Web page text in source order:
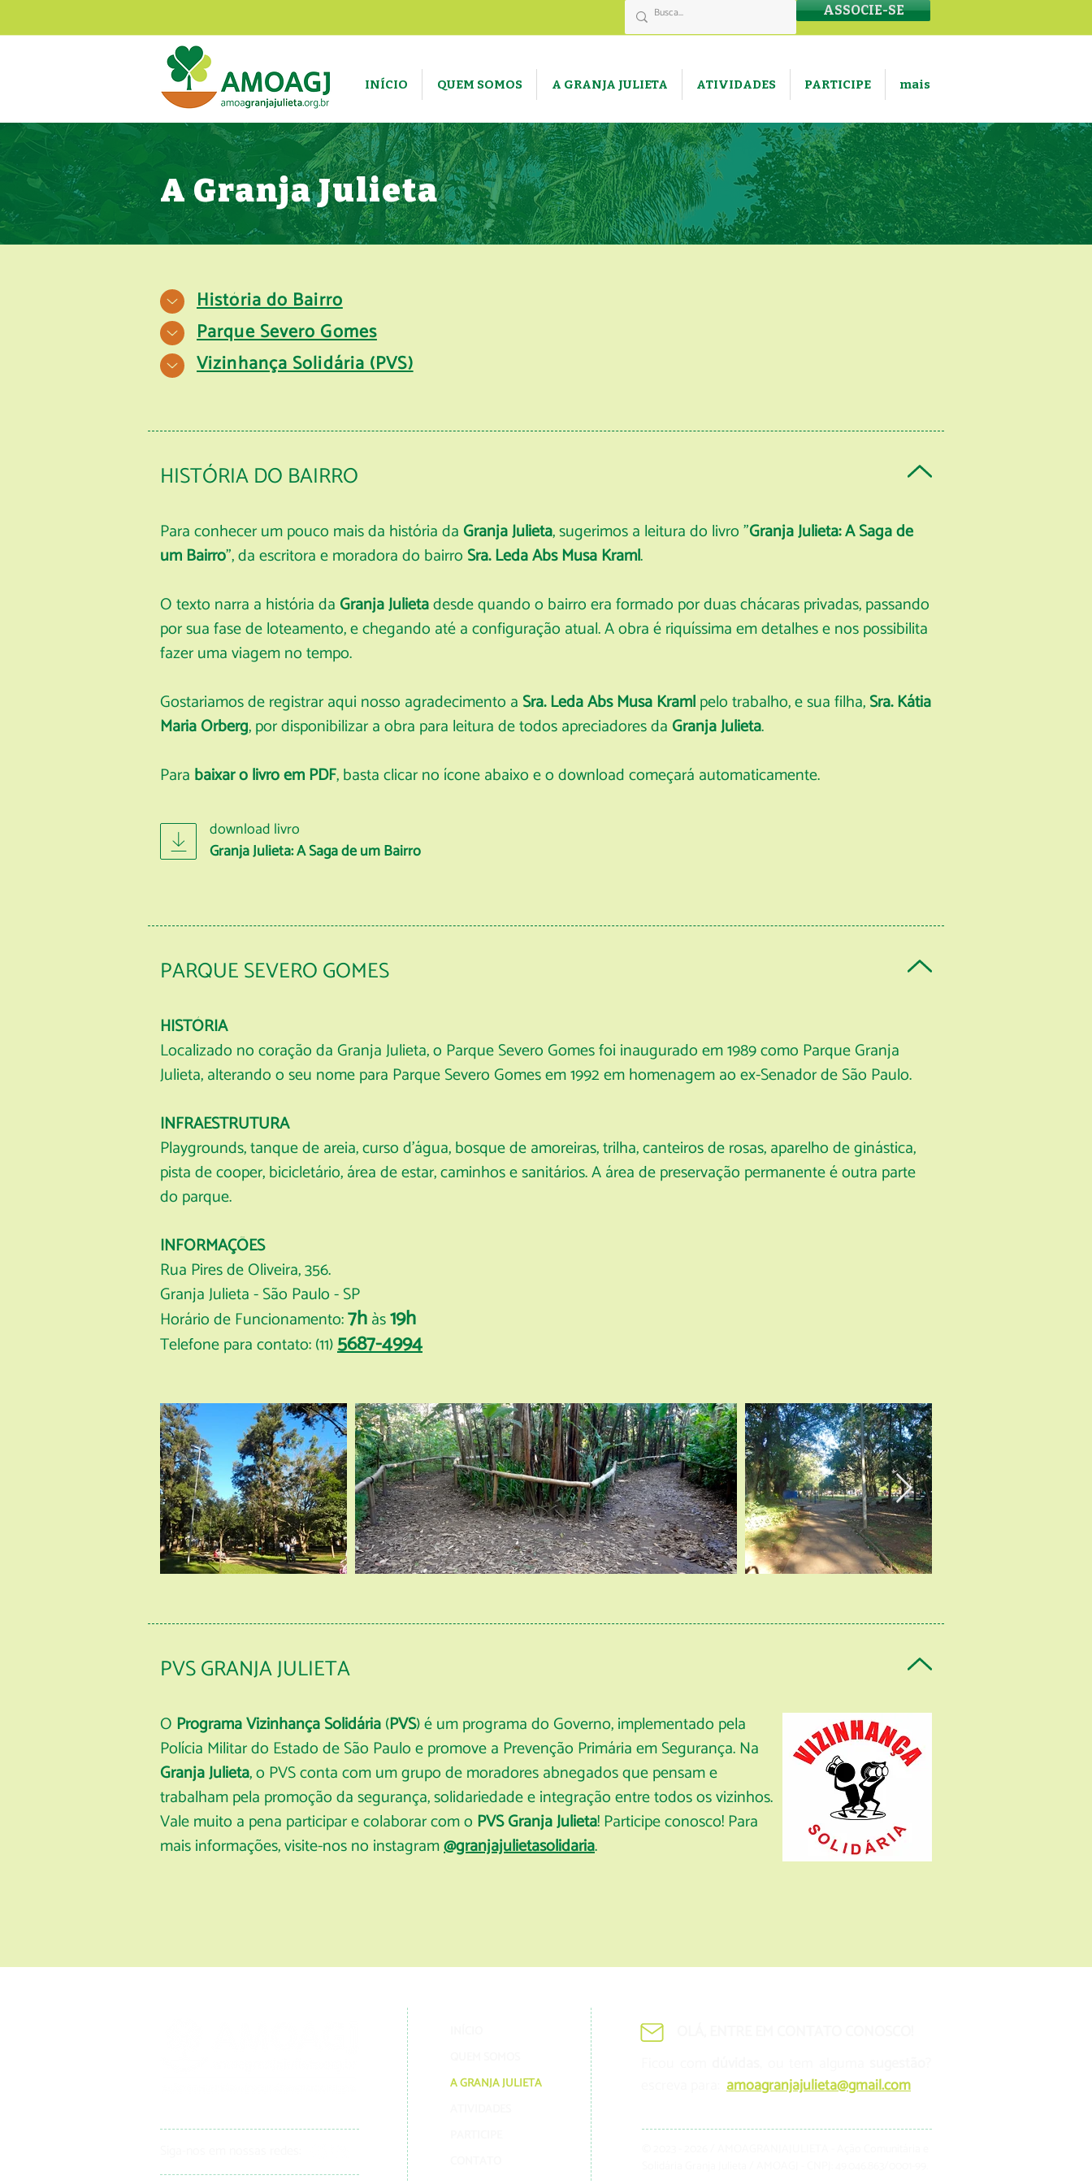
ASSOCIE-SE
A Granja Julieta
HISTÓRIA DO BAIRRO
História do Bairro
Parque Severo Gomes
Vizinhança Solidária (PVS)
Para conhecer um pouco mais da história daGranja Julieta, sugerimos a leitura do livro "Granja Julieta: A Saga de
um Bairro", da escritora e moradora do bairro Sra. Leda Abs Musa Kraml.
O texto narra a história daGranja Julietadesde quando o bairro era formado por duas chácaras privadas, passando
por sua fase de loteamento, e chegando até a configuração atual. A obra é riquíssima em detalhes e nos possibilita
fazer uma viagem no tempo.
Gostariamos de registrar aqui nosso agradecimento a Sra. Leda Abs Musa Kramlpelo trabalho, e sua filha,Sra. Kátia
Maria Orberg, por disponibilizar a obra para leitura de todos apreciadores daGranja Julieta.
Para baixar o livro em PDF, basta clicar no ícone abaixo e o download começará automaticamente.
download livro
Granja Julieta: A Saga de um Bairro
PARQUE SEVERO GOMES
HISTÓRIA
Localizado no coração da Granja Julieta, o Parque Severo Gomes foi inaugurado em 1989 como Parque Granja
Julieta, alterando o seu nome para Parque Severo Gomes em 1992 em homenagem ao ex-Senador de São Paulo.
INFRAESTRUTURA
Playgrounds, tanque de areia, curso d’água, bosque de amoreiras, trilha, canteiros de rosas, aparelho de ginástica,
pista de cooper, bicicletário, área de estar, caminhos e sanitários. A área de preservação permanente é outra parte
do parque.
INFORMAÇÕES
Rua Pires de Oliveira, 356.
Granja Julieta - São Paulo - SP
Horário de Funcionamento:7hàs19h
Telefone para contato: (11)5687-4994
PVS GRANJA JULIETA
O Programa Vizinhança Solidária(PVS) é um programa do Governo, implementado pela
Polícia Militar do Estado de São Paulo e promove a Prevenção Primária em Segurança. Na
Granja Julieta, o PVS conta com um grupo de moradores abnegados que pensam e
trabalham pela promoção da segurança, solidariedade e integração entre todos os vizinhos.
Vale muito a pena participar e colaborar com o PVS Granja Julieta! Participe conosco! Para
mais informações, visite-nos no instagram@granjajulietasolidaria.
INÍCIO QUEM SOMOS A GRANJA JULIETA ATIVIDADES PARTICIPE mais
A GRANJA JULIETA
amoagranjajulieta@gmail.com